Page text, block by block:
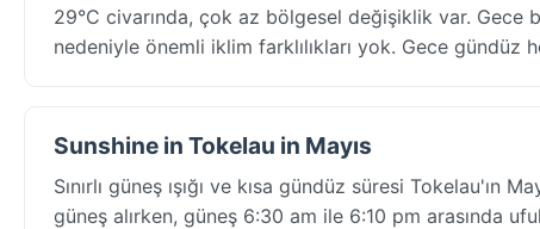
29°C civarında, çok az bölgesel değişiklik var. Gece
nedeniyle önemli iklim farklılıkları yok. Gece gündüz
Sunshine in Tokelau in Mayıs
Sınırlı güneş ışığı ve kısa gündüz süresi Tokelau'ın
güneş alırken, güneş 6:30 am ile 6:10 pm arasında